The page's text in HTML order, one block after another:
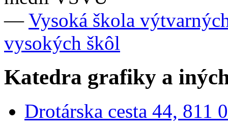
—Vysoká škola
vysokých škôl
Katedra grafiky a
Drotárska cesta 44, 811